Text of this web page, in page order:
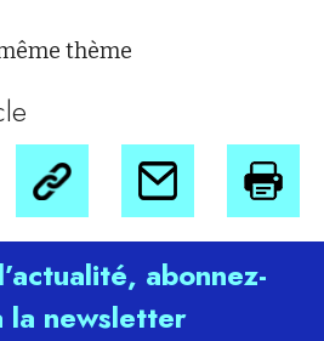
thème
abonnez-
la newsletter